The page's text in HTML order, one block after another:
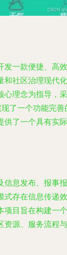
发一款便捷、高效
和社区治理现代化
心理念为指导，采
了一个功能完善
供了一个具有实际
信息发布、报事报
式存在信息传递效
项目旨在构建一个
资源、服务流程与